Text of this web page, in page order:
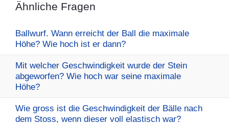
Ähnliche Fragen
Ballwurf. Wann erreicht der Ball die maximale
Höhe? Wie hoch ist er dann?
Mit welcher Geschwindigkeit wurde der Stein
abgeworfen? Wie hoch war seine maximale
Höhe?
Wie gross ist die Geschwindigkeit der Bälle nach
dem Stoss, wenn dieser voll elastisch war?